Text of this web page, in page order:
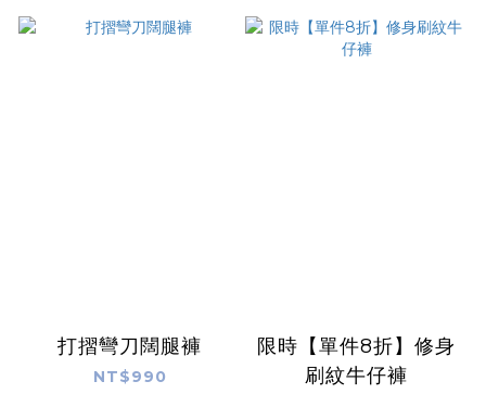
打摺彎刀闊腿褲
NT$990
限時【單件8折】修身
刷紋牛仔褲